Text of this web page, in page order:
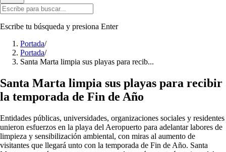
Escribe tu búsqueda y presiona Enter
Portada/
Portada/
Santa Marta limpia sus playas para recib...
Santa Marta limpia sus playas para recibir
la temporada de Fin de Año
Entidades públicas, universidades, organizaciones sociales y residentes
unieron esfuerzos en la playa del Aeropuerto para adelantar labores de
limpieza y sensibilización ambiental, con miras al aumento de
visitantes que llegará unto con la temporada de Fin de Año. Santa